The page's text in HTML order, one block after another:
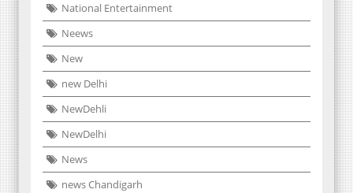
National Entertainment
Neews
New
new Delhi
NewDehli
NewDelhi
News
news Chandigarh